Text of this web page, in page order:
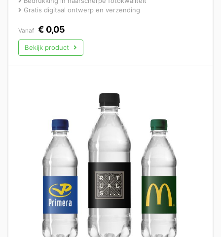
Gratis digitaal ontwerp en verzending
Vanaf € 0,05
Bekijk product